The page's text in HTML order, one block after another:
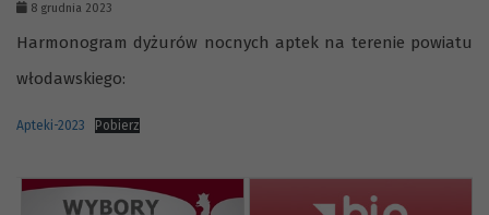
8 grudnia 2023
Harmonogram dyżurów nocnych aptek na terenie powiatu
włodawskiego:
Apteki-2023 Pobierz